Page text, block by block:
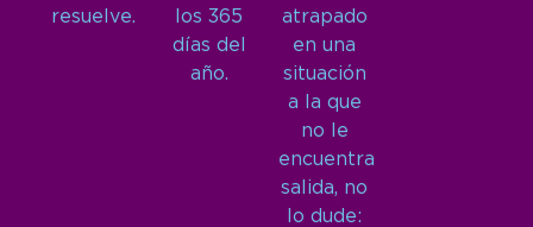
resuelve.
los 365
días del
año.
atrapado
en una
situación
a la que
no le
encuentra
salida, no
lo dude: